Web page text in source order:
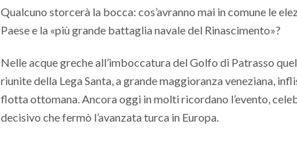
Qualcuno storcerà la bocca: cos’avranno mai in comune le
Paese e la «più grande battaglia navale del Rinascimento»?
Nelle acque greche all’imboccatura del Golfo di Patrasso
riunite della Lega Santa, a grande maggioranza veneziana,
flotta ottomana. Ancora oggi in molti ricordano l’evento,
decisivo che fermò l’avanzata turca in Europa.